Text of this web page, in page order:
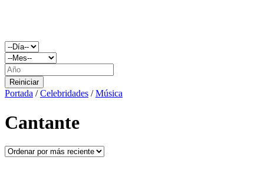
Reiniciar
Portada / Celebridades / Música
Cantante